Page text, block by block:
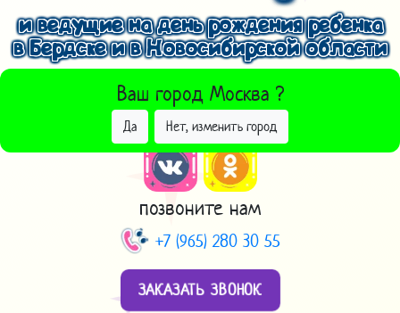
и ведущие на день рождения ребенка
в Бердске и в Новосибирской области
Ваш город Москва ?
Да Нет, изменить город
ВЫБРАТЬ ДРУГОЙ ГОРОД
позвоните нам
+7 (965) 280 30 55
ЗАКАЗАТЬ ЗВОНОК